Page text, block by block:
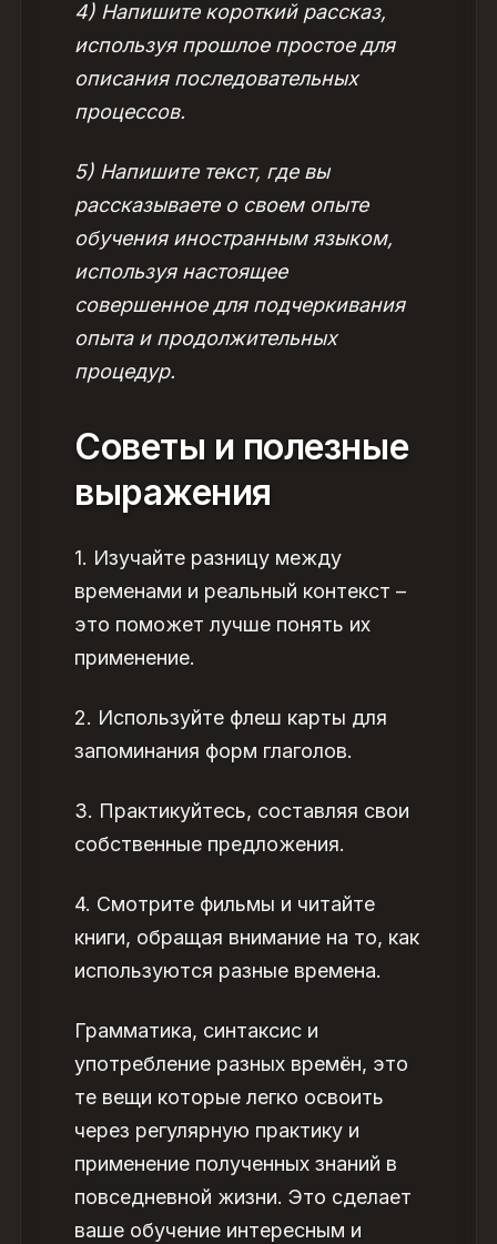
4) Напишите короткий рассказ,
используя прошлое простое для
описания последовательных
процессов.
5) Напишите текст, где вы
рассказываете о своем опыте
обучения иностранным языком,
используя настоящее
совершенное для подчеркивания
опыта и продолжительных
процедур.
Советы и полезные
выражения
1. Изучайте разницу между
временами и реальный контекст –
это поможет лучше понять их
применение.
2. Используйте флеш карты для
запоминания форм глаголов.
3. Практикуйтесь, составляя свои
собственные предложения.
4. Смотрите фильмы и читайте
книги, обращая внимание на то, как
используются разные времена.
Грамматика, синтаксис и
употребление разных времён, это
те вещи которые легко освоить
через регулярную практику и
применение полученных знаний в
повседневной жизни. Это сделает
ваше обучение интересным и